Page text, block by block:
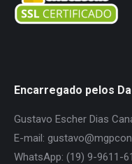
new
window
new
window
new
window
new
window
Encarregado pelos
Gustavo Escher Dias
E-mail:
WhatsApp: (19) 9-9611-